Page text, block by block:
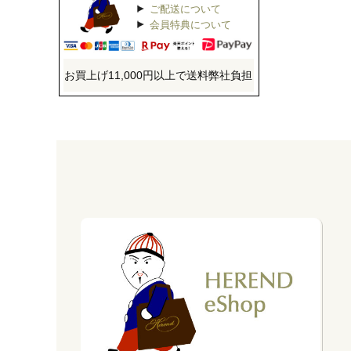
ご配送について
会員特典について
お買上げ11,000円以上で送料弊社負担